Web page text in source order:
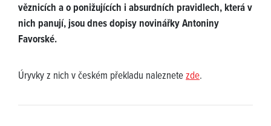
věznicích a o ponižujících i absurdních pravidlech, která v
nich panují, jsou dnes dopisy novinářky Antoniny
Favorské.
Úryvky z nich v českém překladu naleznetezde.